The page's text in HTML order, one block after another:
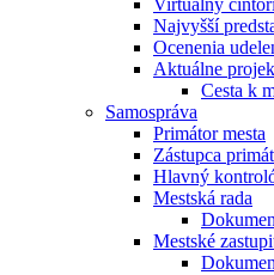
Virtuálny
Najvyšší
Ocenenia
Aktuálne
Cesta k
Samospráva
Primátor mesta
Zástupca
Hlavný
Mestská rada
Mestské